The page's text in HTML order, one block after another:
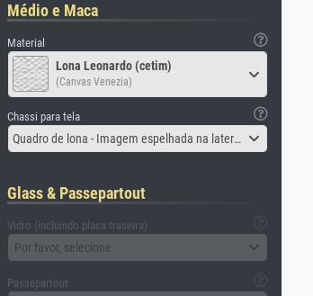
Médio e Maca
Material
Lona Leonardo (cetim)
(Canvas Venezia)
Chassi para tela
Quadro de lona - Imagem espelhada na lateral
Glass & Passepartout
Vidro (incluindo placa traseira)
Por favor, selecione
Passepartout